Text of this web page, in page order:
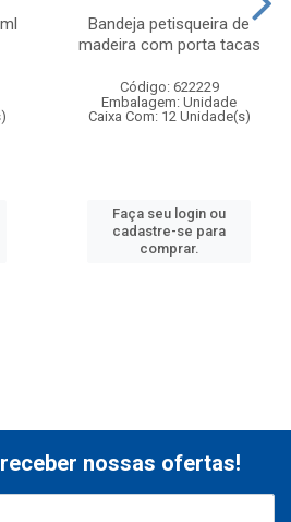
Bandeja petisqueira de
madeira com porta tacas
Código: 622229
Embalagem: Unidade
Caixa Com: 12 Unidade(s)
Faça seu login ou
cadastre-se para
comprar.
nossas ofertas!